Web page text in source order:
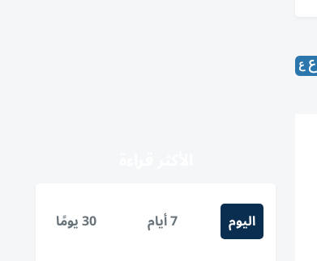
اليوم 7 أيام 30 يومًا